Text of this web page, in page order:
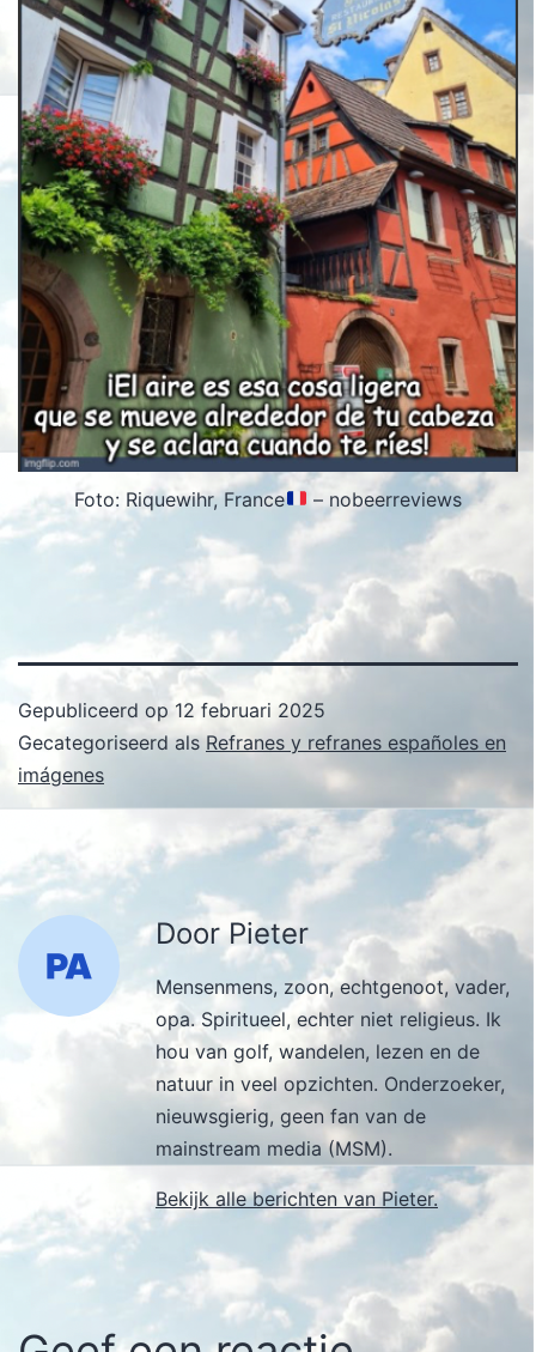
Foto: Riquewihr, France – nobeerreviews
Gepubliceerd op 12 februari 2025
Gecategoriseerd alsRefranes y refranes españoles en
imágenes
Door Pieter
Mensenmens, zoon, echtgenoot, vader,
opa. Spiritueel, echter niet religieus. Ik
hou van golf, wandelen, lezen en de
natuur in veel opzichten. Onderzoeker,
nieuwsgierig, geen fan van de
mainstream media (MSM).
Bekijk alle berichten van Pieter.